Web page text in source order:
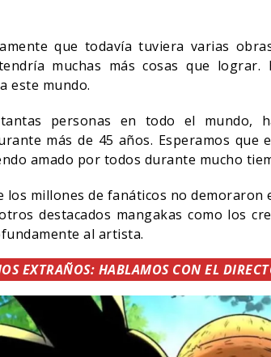
que todavía tuviera varias
muchas más cosas que
este mundo.
personas en todo el mundo,
más de 45 años. Esperamos que
amado por todos durante mucho
los millones de fanáticos no demoraron
destacados mangakas como los
al artista.
EXTRAÑOS: HABLAMOS CON EL
AFIRMA
SER
SPIDER-MAN: UN
DÍA ESTÁ IMPARABLE